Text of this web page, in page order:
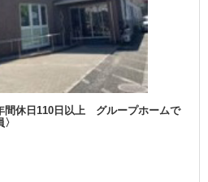
間休日110日以上 グループホームで